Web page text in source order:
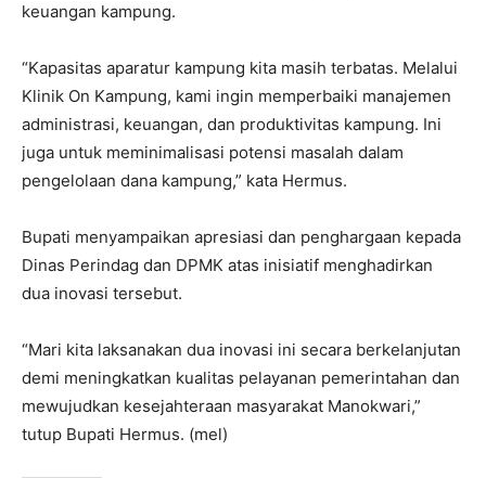
keuangan kampung.
“Kapasitas aparatur kampung kita masih terbatas. Melalui
Klinik On Kampung, kami ingin memperbaiki manajemen
administrasi, keuangan, dan produktivitas kampung. Ini
juga untuk meminimalisasi potensi masalah dalam
pengelolaan dana kampung,” kata Hermus.
Bupati menyampaikan apresiasi dan penghargaan kepada
Dinas Perindag dan DPMK atas inisiatif menghadirkan
dua inovasi tersebut.
“Mari kita laksanakan dua inovasi ini secara berkelanjutan
demi meningkatkan kualitas pelayanan pemerintahan dan
mewujudkan kesejahteraan masyarakat Manokwari,”
tutup Bupati Hermus. (mel)